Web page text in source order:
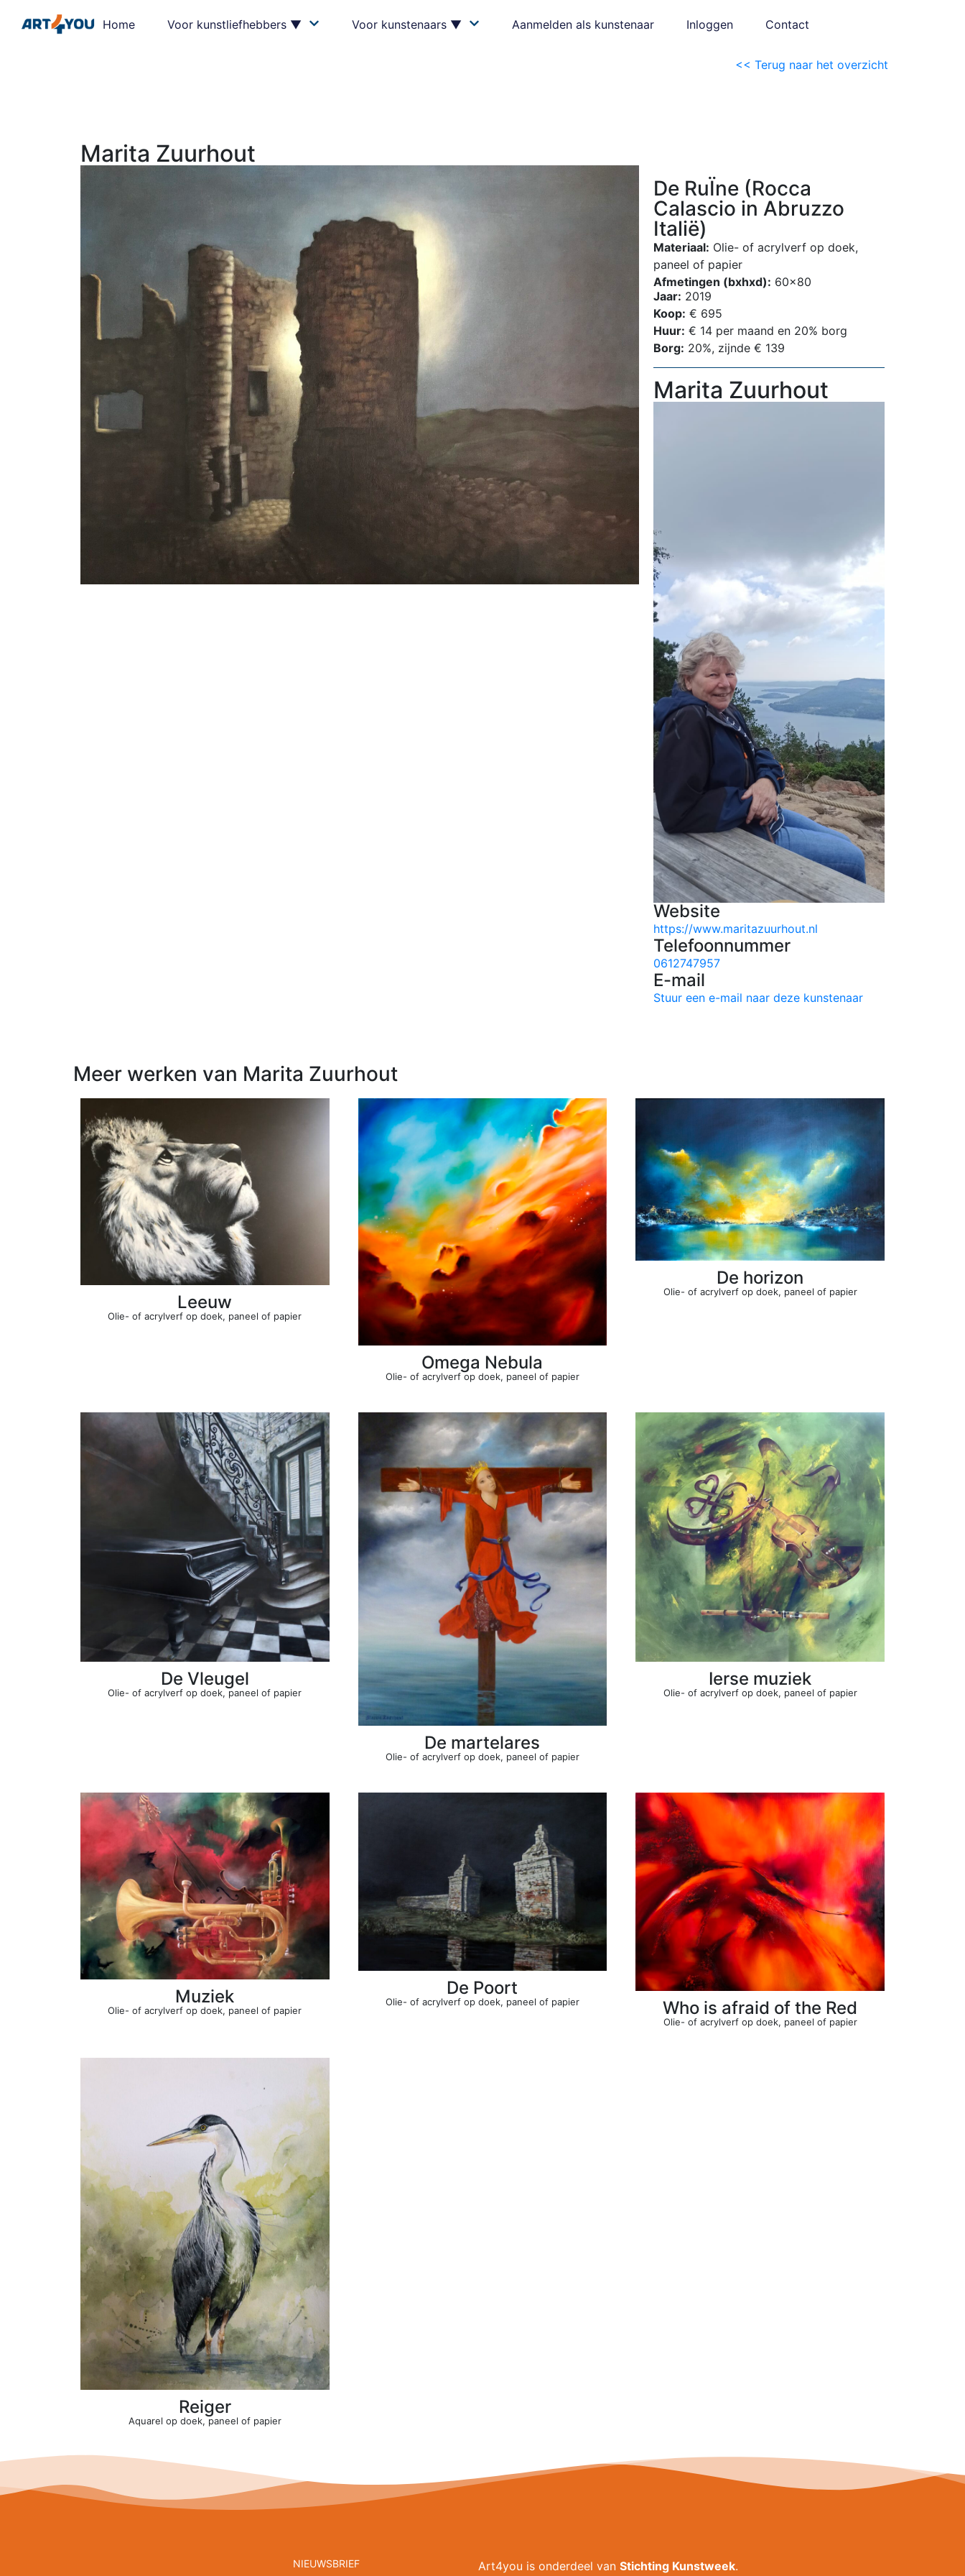
Home Voor kunstliefhebbers ▼ Voor kunstenaars ▼ Aanmelden als kunstenaar Inloggen Contact
<< Terug naar het overzicht
Marita Zuurhout
De RuÏne (Rocca
Calascio in Abruzzo
Italië)
Materiaal: Olie- of acrylverf op doek,
paneel of papier
Afmetingen (bxhxd): 60×80
Jaar: 2019
Koop: € 695
Huur: € 14 per maand en 20% borg
Borg: 20%, zijnde € 139
Marita Zuurhout
Website
https://www.maritazuurhout.nl
Telefoonnummer
0612747957
E-mail
Stuur een e-mail naar deze kunstenaar
Meer werken van Marita Zuurhout
Leeuw
Olie- of acrylverf op doek, paneel of papier
Omega Nebula
Olie- of acrylverf op doek, paneel of papier
De horizon
Olie- of acrylverf op doek, paneel of papier
De Vleugel
Olie- of acrylverf op doek, paneel of papier
De martelares
Olie- of acrylverf op doek, paneel of papier
Ierse muziek
Olie- of acrylverf op doek, paneel of papier
Muziek
Olie- of acrylverf op doek, paneel of papier
De Poort
Olie- of acrylverf op doek, paneel of papier Who is afraid of the Red
Olie- of acrylverf op doek, paneel of papier
Reiger
Aquarel op doek, paneel of papier
NIEUWSBRIEF Art4you is onderdeel van Stichting Kunstweek.